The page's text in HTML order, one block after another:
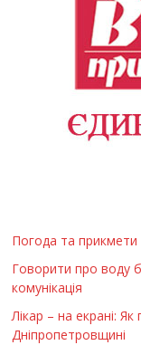
Погода та прикмети
Говорити про воду
комунікація
Лікар – на екрані:
Дніпропетровщині